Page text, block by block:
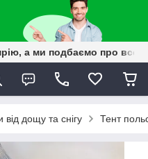
а ми подбаємо про все
від дощу та снігу Тент